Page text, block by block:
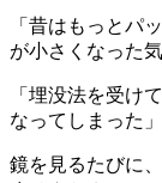
「昔はもっとパ
が小さくなった気
「埋没法を受け
なってしまった」
鏡を見るたびに